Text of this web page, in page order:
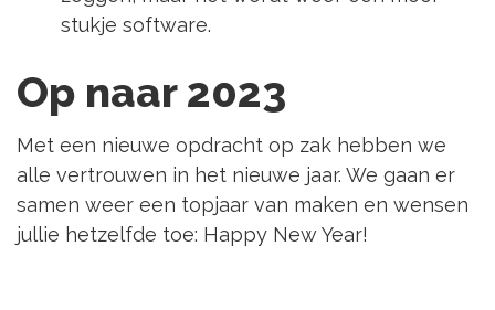
stukje software.
Op naar 2023
Met een nieuwe opdracht op zak hebben we
alle vertrouwen in het nieuwe jaar. We gaan er
samen weer een topjaar van maken en wensen
jullie hetzelfde toe: Happy New Year!